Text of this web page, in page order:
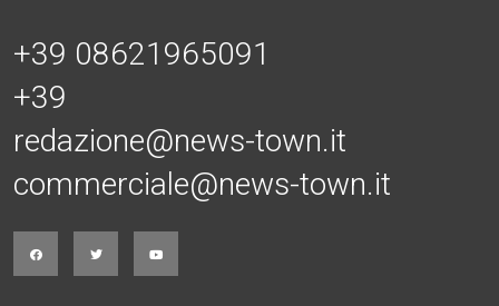
+39 08621965091
+39
redazione@news-town.it
commerciale@news-town.it